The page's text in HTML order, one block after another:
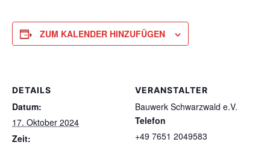
ZUM KALENDER HINZUFÜGEN
DETAILS
Datum:
17. Oktober 2024
Zeit:
VERANSTALTER
Bauwerk Schwarzwald e.V.
Telefon
+49 7651 2049583